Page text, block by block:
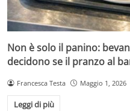
Non è solo il panino:
decidono se il pranzo al
Francesca Testa Maggio 1, 2026
Leggi di più